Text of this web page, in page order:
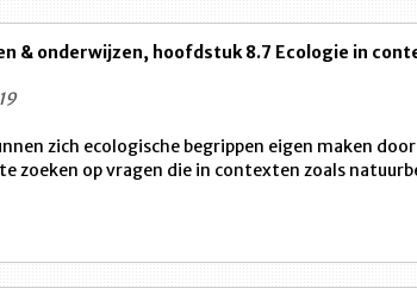
& onderwijzen, hoofdstuk 8.7 Ecologie in
zich ecologische begrippen eigen maken door
zoeken op vragen die in contexten zoals